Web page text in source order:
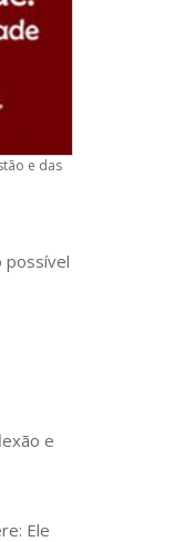
e das
possível
e
Ele